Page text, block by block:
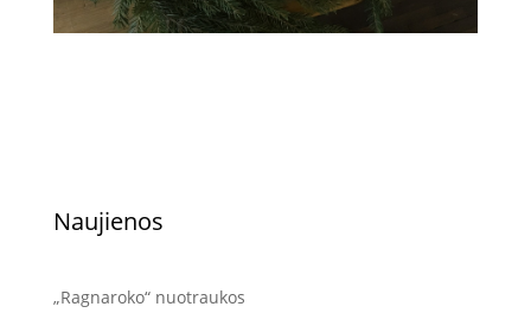
Naujienos
„Ragnaroko“ nuotraukos